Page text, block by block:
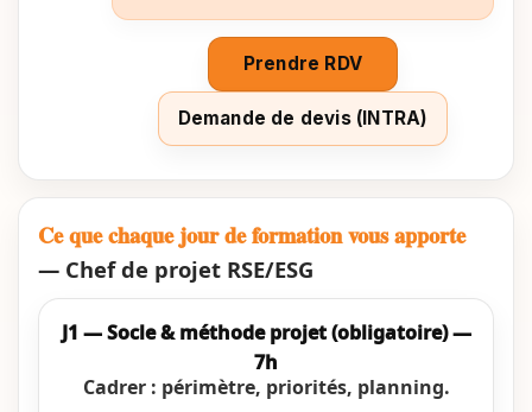
Prendre RDV
Demande de devis (INTRA)
Ce que chaque jour de formation vous apporte
— Chef de projet RSE/ESG
J1 — Socle & méthode projet (obligatoire) —
7h
Cadrer : périmètre, priorités, planning.